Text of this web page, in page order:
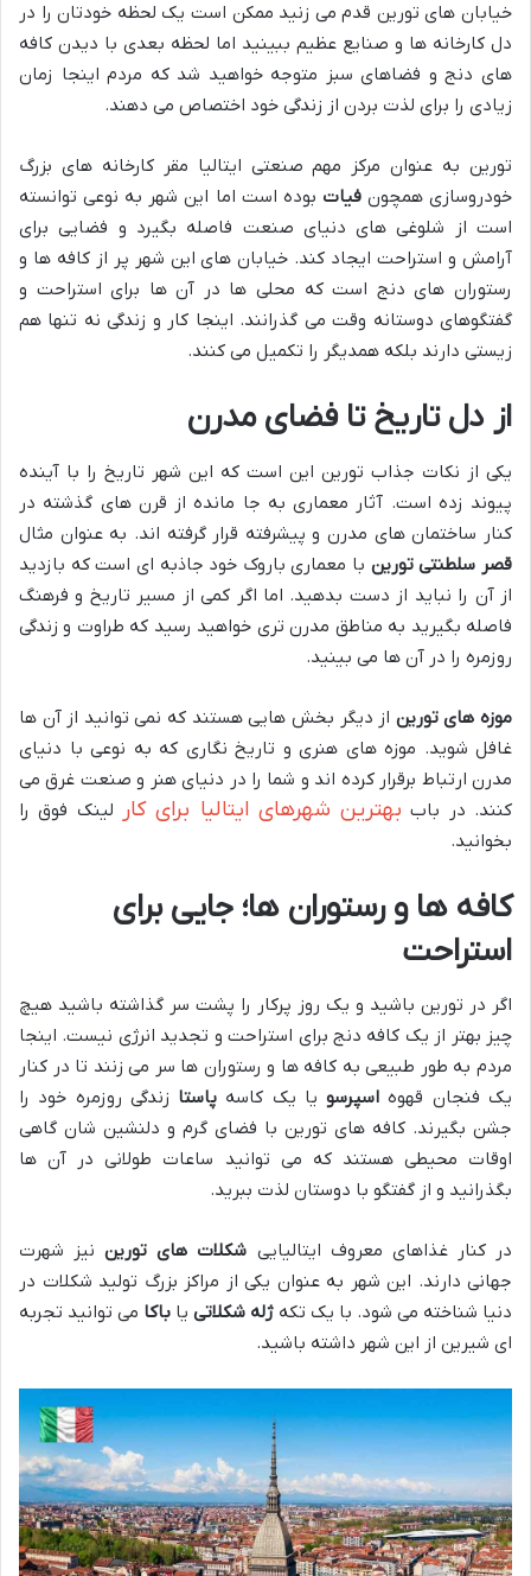
خیابان های تورین قدم می زنید ممکن است یک لحظه خودتان را در
دل کارخانه ها و صنایع عظیم ببینید اما لحظه بعدی با دیدن کافه
های دنج و فضاهای سبز متوجه خواهید شد که مردم اینجا زمان
زیادی را برای لذت بردن از زندگی خود اختصاص می دهند.
تورین به عنوان مرکز مهم صنعتی ایتالیا مقر کارخانه های بزرگ
خودروسازی همچونفیات بوده است اما این شهر به نوعی توانسته
است از شلوغی های دنیای صنعت فاصله بگیرد و فضایی برای
آرامش و استراحت ایجاد کند. خیابان های این شهر پر از کافه ها و
رستوران های دنج است که محلی ها در آن ها برای استراحت و
گفتگوهای دوستانه وقت می گذرانند. اینجا کار و زندگی نه تنها هم
زیستی دارند بلکه همدیگر را تکمیل می کنند.
از دل تاریخ تا فضای مدرن
یکی از نکات جذاب تورین این است که این شهر تاریخ را با آینده
پیوند زده است. آثار معماری به جا مانده از قرن های گذشته در
کنار ساختمان های مدرن و پیشرفته قرار گرفته اند. به عنوان مثال
قصر سلطنتی تورین با معماری باروک خود جاذبه ای است که بازدید
از آن را نباید از دست بدهید. اما اگر کمی از مسیر تاریخ و فرهنگ
فاصله بگیرید به مناطق مدرن تری خواهید رسید که طراوت و زندگی
روزمره را در آن ها می بینید.
موزه های تورین از دیگر بخش هایی هستند که نمی توانید از آن ها
غافل شوید. موزه های هنری و تاریخ نگاری که به نوعی با دنیای
مدرن ارتباط برقرار کرده اند و شما را در دنیای هنر و صنعت غرق می
کنند. در باب بهترین شهرهای ایتالیا برای کار لینک فوق را
بخوانید.
کافه ها و رستوران ها؛ جایی برای
استراحت
اگر در تورین باشید و یک روز پرکار را پشت سر گذاشته باشید هیچ
چیز بهتر از یک کافه دنج برای استراحت و تجدید انرژی نیست. اینجا
مردم به طور طبیعی به کافه ها و رستوران ها سر می زنند تا در کنار
یک فنجان قهوه اسپرسویا یک کاسه پاستا زندگی روزمره خود را
جشن بگیرند. کافه های تورین با فضای گرم و دلنشین شان گاهی
اوقات محیطی هستند که می توانید ساعات طولانی در آن ها
بگذرانید و از گفتگو با دوستان لذت ببرید.
در کنار غذاهای معروف ایتالیایی شکلات های توریننیز شهرت
جهانی دارند. این شهر به عنوان یکی از مراکز بزرگ تولید شکلات در
دنیا شناخته می شود. با یک تکهژله شکلاتییا باکا می توانید تجربه
ای شیرین از این شهر داشته باشید.